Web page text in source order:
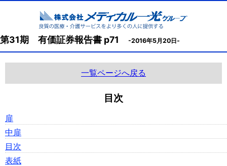
第31期 有価証券報告書 p71 -2016年5月20日-
一覧ページへ戻る
目次
扉
中扉
目次
表紙